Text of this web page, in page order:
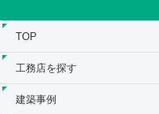
TOP
工務店を探す
建築事例